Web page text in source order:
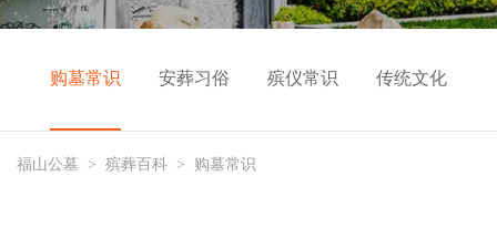
购墓常识 安葬习俗 殡仪常识 传统文化
福山公墓 > 殡葬百科 > 购墓常识